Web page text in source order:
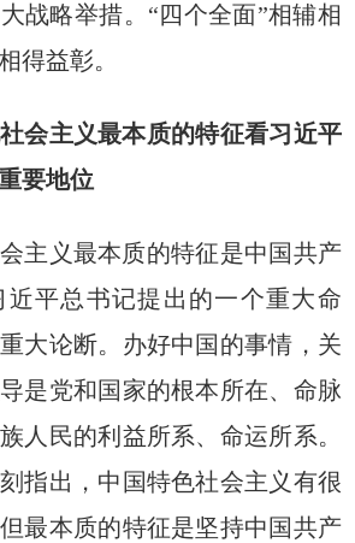
战略举措。“四个全面”相辅相
得益彰。
会主义最本质的特征看习近平
要地位
义最本质的特征是中国共产
近平总书记提出的一个重大命
大论断。办好中国的事情，关
是党和国家的根本所在、命脉
人民的利益所系、命运所系。
指出，中国特色社会主义有很
最本质的特征是坚持中国共产